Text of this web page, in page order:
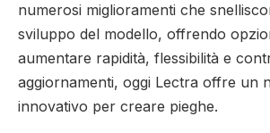
numerosi miglioramenti che
sviluppo del modello, offrendo
aumentare rapidità, flessibilità e
aggiornamenti, oggi Lectra offre un
innovativo per creare pieghe.